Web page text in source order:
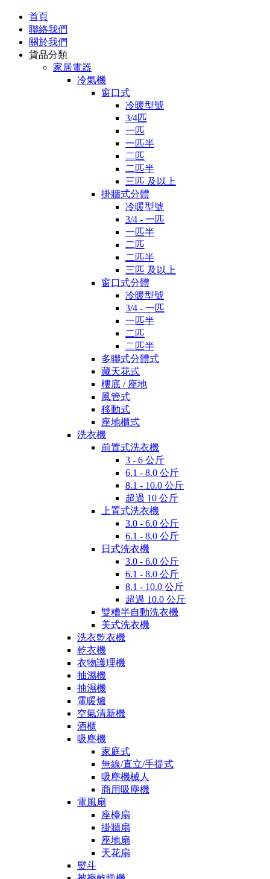
首頁
聯絡我們
關於我們
貨品分類
家居電器
冷氣機
窗口式
冷暖型號
3/4匹
一匹
一匹半
二匹
二匹半
三匹 及以上
掛牆式分體
冷暖型號
3/4 - 一匹
一匹半
二匹
二匹半
三匹 及以上
窗口式分體
冷暖型號
3/4 - 一匹
一匹半
二匹
二匹半
多聯式分體式
藏天花式
樓底 / 座地
風管式
移動式
座地櫃式
洗衣機
前置式洗衣機
3 - 6 公斤
6.1 - 8.0 公斤
8.1 - 10.0 公斤
超過 10 公斤
上置式洗衣機
3.0 - 6.0 公斤
6.1 - 8.0 公斤
日式洗衣機
3.0 - 6.0 公斤
6.1 - 8.0 公斤
8.1 - 10.0 公斤
超過 10.0 公斤
雙糟半自動洗衣機
美式洗衣機
洗衣乾衣機
乾衣機
衣物護理機
抽濕機
抽濕機
電暖爐
空氣清新機
酒櫃
吸塵機
家庭式
無線/直立/手提式
吸塵機械人
商用吸塵機
電風扇
座檯扇
掛牆扇
座地扇
天花扇
熨斗